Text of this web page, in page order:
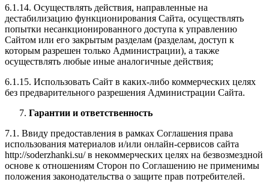
6.1.14. Осуществлять действия, направленные на
дестабилизацию функционирования Сайта, осуществлять
попытки несанкционированного доступа к управлению
Сайтом или его закрытым разделам (разделам, доступ к
которым разрешен только Администрации), а также
осуществлять любые иные аналогичные действия;
6.1.15. Использовать Сайт в каких-либо коммерческих целях
без предварительного разрешения Администрации Сайта.
Гарантии и ответственность
7.1. Ввиду предоставления в рамках Соглашения права
использования материалов и/или онлайн-сервисов сайта
http://soderzhanki.su/ в некоммерческих целях на безвозмездной
основе к отношениям Сторон по Соглашению не применимы
положения законодательства о защите прав потребителей.